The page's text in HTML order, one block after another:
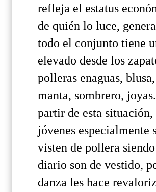
refleja el estatus
de quién lo luce,
todo el conjunto tiene
elevado desde los
polleras enaguas, blusa,
manta, sombrero,
partir de esta situación,
jóvenes especialmente
visten de pollera siendo
diario son de vestido,
danza les hace